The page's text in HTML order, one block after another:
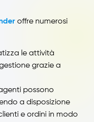
offre numerosi
le attività
grazie a
possono
a disposizione
e ordini in modo